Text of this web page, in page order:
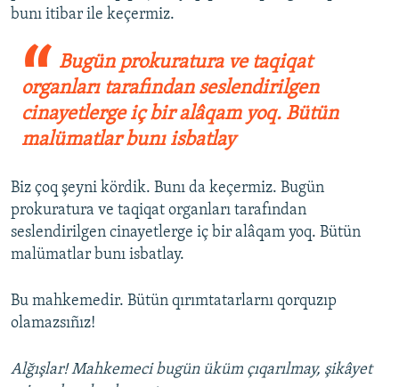
bunı itibar ile keçermiz.
Bugün prokuratura ve taqiqat
organları tarafından seslendirilgen
cinayetlerge iç bir alâqam yoq. Bütün
malümatlar bunı isbatlay
Biz çoq şeyni kördik. Bunı da keçermiz. Bugün
prokuratura ve taqiqat organları tarafından
seslendirilgen cinayetlerge iç bir alâqam yoq. Bütün
malümatlar bunı isbatlay.
Bu mahkemedir. Bütün qırımtatarlarnı qorquzıp
olamazsıñız!
Alğışlar! Mahkemeci bugün üküm çıqarılmay, şikâyet